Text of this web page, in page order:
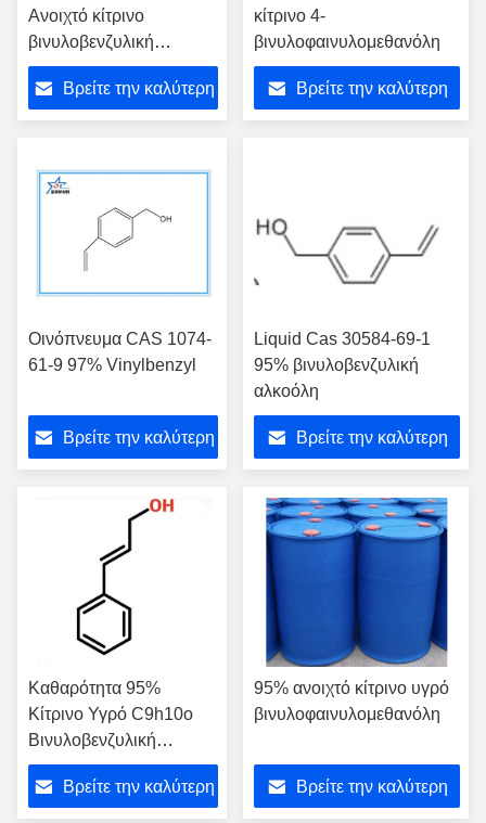
Ανοιχτό κίτρινο
βινυλοβενζυλική
αλκοόλη
Βρείτε την καλύτερη
κίτρινο 4-
βινυλοφαινυλομεθανόλη
Βρείτε την καλύτερη
Οινόπνευμα CAS 1074-
61-9 97% Vinylbenzyl
Βρείτε την καλύτερη
Liquid Cas 30584-69-1
95% βινυλοβενζυλική
αλκοόλη
Βρείτε την καλύτερη
Καθαρότητα 95%
Κίτρινο Υγρό C9h10o
Βινυλοβενζυλική
αλκοόλη
Βρείτε την καλύτερη
95% ανοιχτό κίτρινο υγρό
βινυλοφαινυλομεθανόλη
Βρείτε την καλύτερη